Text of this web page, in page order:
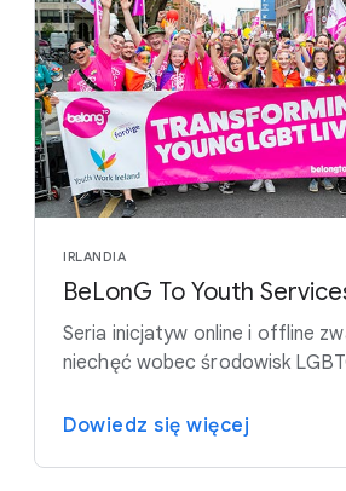
IRLANDIA
BeLonG To Youth
Seria inicjatyw online i offline
niechęć wobec środowisk
Dowiedz się więcej